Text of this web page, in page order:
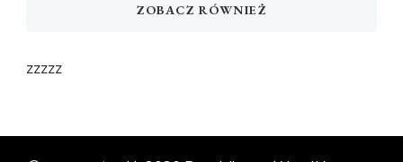
ZOBACZ RÓWNIEŻ
zzzzz